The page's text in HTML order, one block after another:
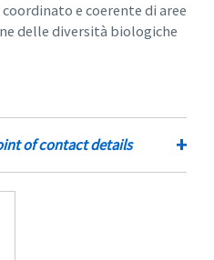
e coerente di aree
delle diversità biologiche
of contact details +